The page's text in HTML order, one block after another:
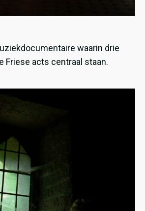
waarin drie
Friese acts centraal staan.